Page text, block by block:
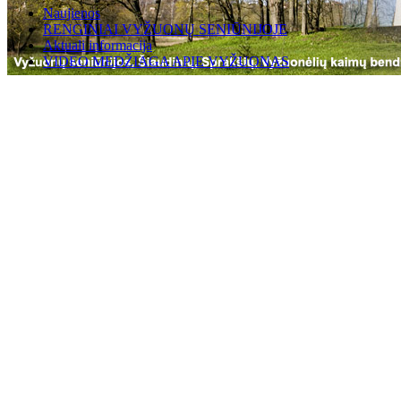
Naujienos
RENGINIAI VYŽUONŲ SENIŪNIJOJE
Aktuali informacija
VIDEO MEDŽIAGA APIE VYŽUONAS